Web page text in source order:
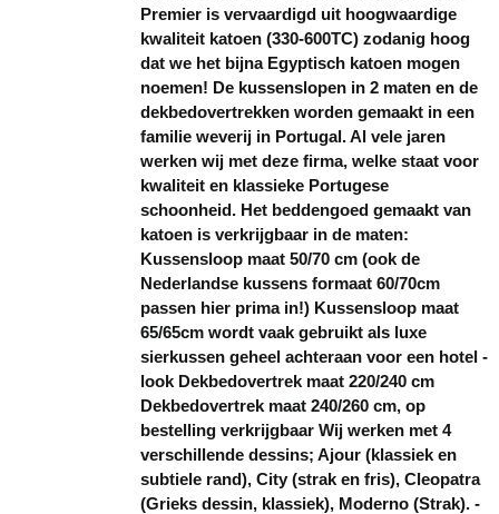
Premier is vervaardigd uit hoogwaardige
kwaliteit katoen (330-600TC) zodanig hoog
dat we het bijna Egyptisch katoen mogen
noemen! De kussenslopen in 2 maten en de
dekbedovertrekken worden gemaakt in een
familie weverij in Portugal. Al vele jaren
werken wij met deze firma, welke staat voor
kwaliteit en klassieke Portugese
schoonheid. Het beddengoed gemaakt van
katoen is verkrijgbaar in de maten:
Kussensloop maat 50/70 cm (ook de
Nederlandse kussens formaat 60/70cm
passen hier prima in!) Kussensloop maat
65/65cm wordt vaak gebruikt als luxe
sierkussen geheel achteraan voor een hotel -
look Dekbedovertrek maat 220/240 cm
Dekbedovertrek maat 240/260 cm, op
bestelling verkrijgbaar Wij werken met 4
verschillende dessins; Ajour (klassiek en
subtiele rand), City (strak en fris), Cleopatra
(Grieks dessin, klassiek), Moderno (Strak). -